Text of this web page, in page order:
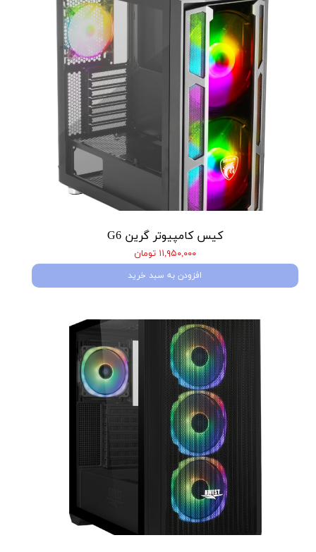
کیس کامپیوتر گرین G6
۱۱,۹۵۰,۰۰۰ تومان
افزودن به سبد خرید